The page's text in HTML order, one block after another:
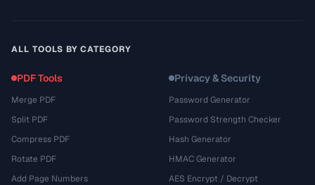
ALL TOOLS BY CATEGORY
PDF Tools
Merge PDF
Split PDF
Compress PDF
Rotate PDF
Add Page Numbers
Privacy & Security
Password Generator
Password Strength Checker
Hash Generator
HMAC Generator
AES Encrypt / Decrypt